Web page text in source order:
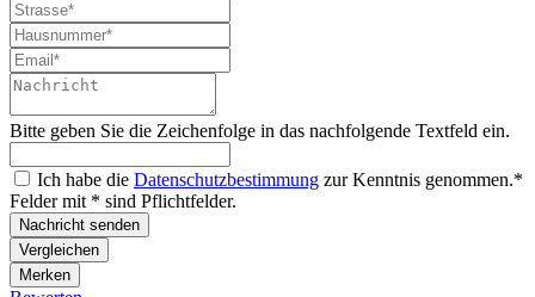
Bitte geben Sie die Zeichenfolge in das nachfolgende Textfeld ein.
Ich habe die Datenschutzbestimmung zur Kenntnis genommen.*
Felder mit * sind Pflichtfelder.
Nachricht senden
Vergleichen
Merken